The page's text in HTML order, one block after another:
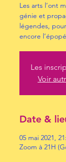
Les arts l’ont
génie et
légendes,
encore
Les
Voir
Date &
05 mai 2021,
Zoom à 21H